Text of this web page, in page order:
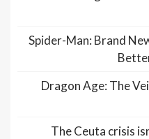
Spider-Man: Brand
Dragon Age: The
The Ceuta crisis